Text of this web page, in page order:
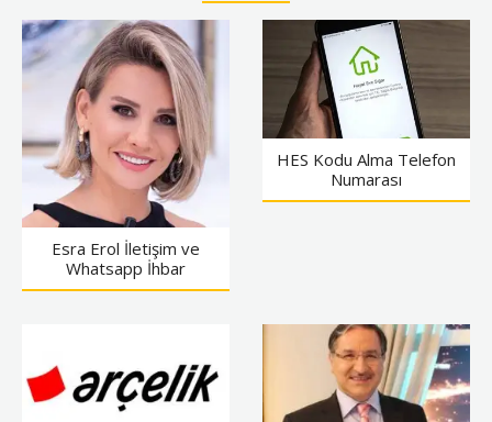
Esra Erol İletişim ve
Whatsapp İhbar
HES Kodu Alma Telefon
Numarası